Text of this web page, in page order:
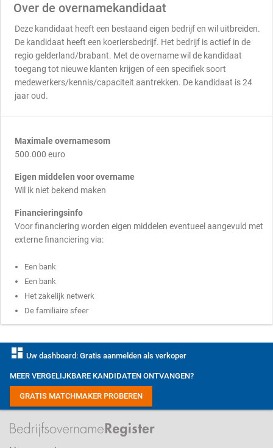
Over de overnamekandidaat
Deze kandidaat heeft een bestaand eigen bedrijf en wil uitbreiden.
De kandidaat heeft een koeriersbedrijf. Het bedrijf is actief in de
regio gelderland/brabant. Met de overname wil de kandidaat
toegang tot nieuwe klanten krijgen of een specifiek soort
medewerkers/kennis/capaciteit aantrekken. De kandidaat is 24
jaar oud.
Maximale overnamesom
500.000 euro
Eigen middelen voor overname
Wil ik niet bekend maken
Financieringsinfo
Voor financiering worden eigen middelen eventueel aangevuld met
externe financiering via:
Een bank
Een bank
Het zakelijk netwerk
De familiaire sfeer
dashboard Uw dashboard: Gratis aanmelden als verkoper
MEER VERGELIJKBARE KANDIDATEN ONTVANGEN?
GRATIS MATCHMAKER PROBEREN